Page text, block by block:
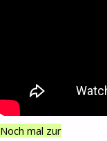
Noch mal zur